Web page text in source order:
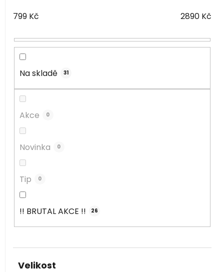
í
p
r
o
d
u
k
ů
799 Kč 2890 Kč
Na skladě 31
Akce 0
Novinka 0
Tip 0
!! BRUTAL AKCE !! 26
Velikost